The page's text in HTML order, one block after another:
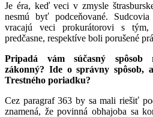
Je éra, keď veci v zmysle
nesmú byť podceňované.
vracajú veci prokurátorovi s tým,
predčasne, respektíve boli porušené
Pripadá vám súčasný spôsob
zákonný? Ide o správny spôsob,
Trestného poriadku?
Cez paragraf 363 by sa mali riešiť
znamená, že povinná obhajoba sa